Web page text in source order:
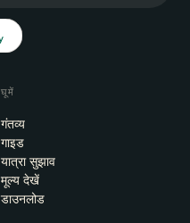
घूमें
गंतव्य
गाइड
यात्रा सुझाव
मूल्य देखें
डाउनलोड